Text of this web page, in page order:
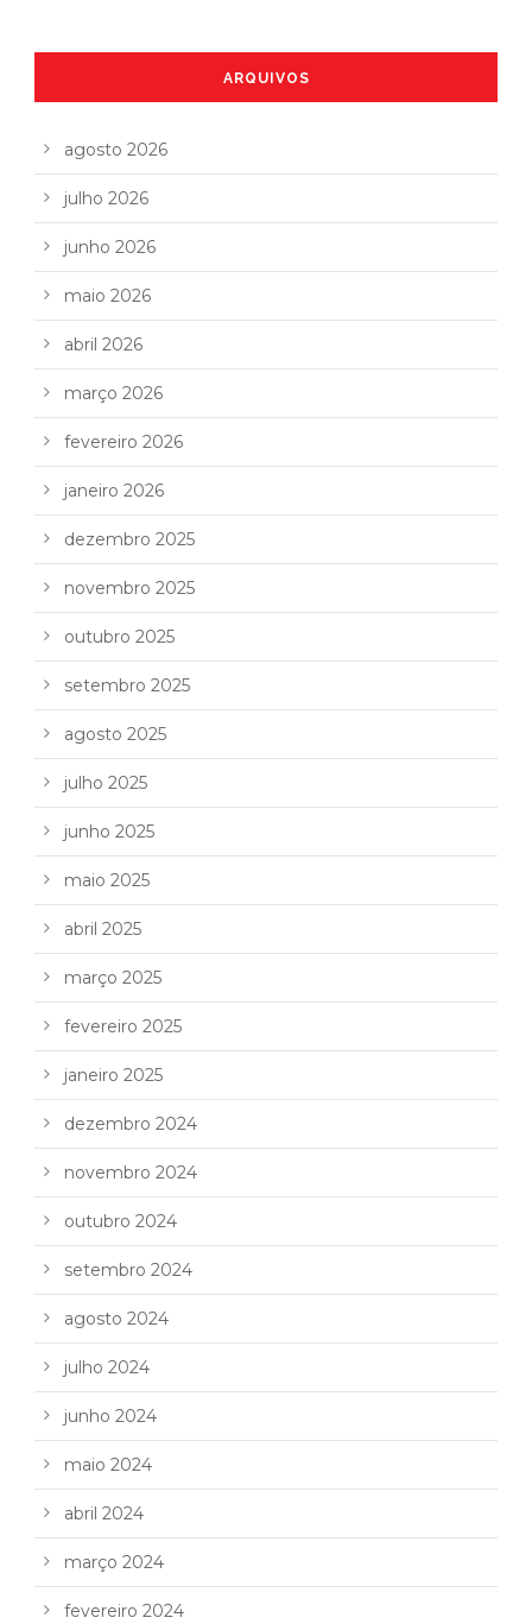
ARQUIVOS
agosto 2026
julho 2026
junho 2026
maio 2026
abril 2026
março 2026
fevereiro 2026
janeiro 2026
dezembro 2025
novembro 2025
outubro 2025
setembro 2025
agosto 2025
julho 2025
junho 2025
maio 2025
abril 2025
março 2025
fevereiro 2025
janeiro 2025
dezembro 2024
novembro 2024
outubro 2024
setembro 2024
agosto 2024
julho 2024
junho 2024
maio 2024
abril 2024
março 2024
fevereiro 2024